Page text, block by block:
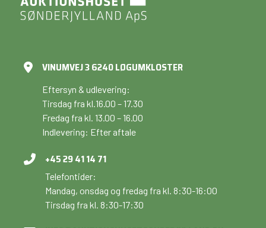
VINUMVEJ 3 6240 LØGUMKLOSTER
Eftersyn & udlevering:
Tirsdag fra kl.16.00 – 17.30
Fredag fra kl. 13.00 – 16.00
Indlevering: Efter aftale
+45 29 41 14 71
Telefontider:
Mandag, onsdag og fredag fra kl. 8:30-16:00
Tirsdag fra kl. 8:30-17:30